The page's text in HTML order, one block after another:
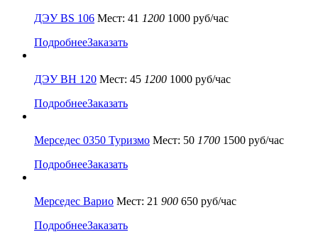
ДЭУ BS 106 Мест: 41 1200 1000 руб/час
ПодробнееЗаказать
ДЭУ ВН 120 Мест: 45 1200 1000 руб/час
ПодробнееЗаказать
Мерседес 0350 Туризмо Мест: 50 1700 1500 руб/час
ПодробнееЗаказать
Мерседес Варио Мест: 21 900 650 руб/час
ПодробнееЗаказать